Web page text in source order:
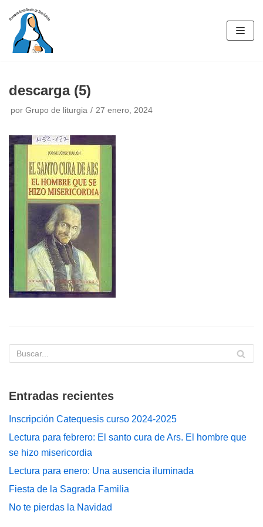
Saltar
contenido
descarga (5)
por Grupo de liturgia 27 enero, 2024
Entradas recientes
Inscripción Catequesis curso 2024-2025
Lectura para febrero: El santo cura de Ars. El hombre que
se hizo misericordia
Lectura para enero: Una ausencia iluminada
Fiesta de la Sagrada Familia
No te pierdas la Navidad